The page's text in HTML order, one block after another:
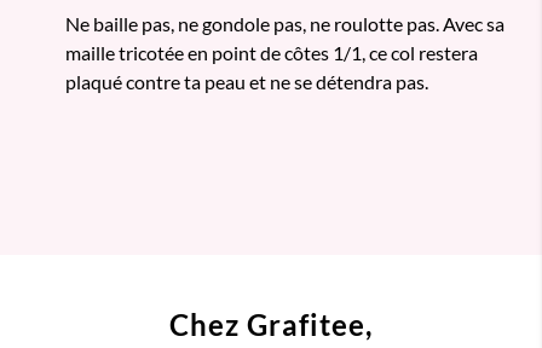
Ne baille pas, ne gondole pas, ne roulotte pas. Avec sa
maille tricotée en point de côtes 1/1, ce col restera
plaqué contre ta peau et ne se détendra pas.
Chez Grafitee,